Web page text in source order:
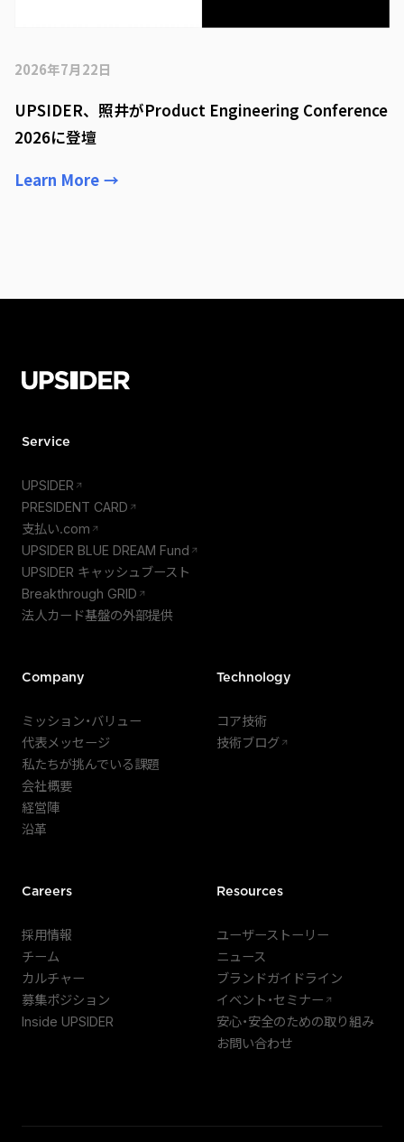
2026年7月22日
UPSIDER、照井がProduct Engineering Conference
2026に登壇
Learn More →
Service
UPSIDER
PRESIDENT CARD
支払い.com
UPSIDER BLUE DREAM Fund
UPSIDER キャッシュブースト
Breakthrough GRID
法人カード基盤の外部提供
Company
ミッション・バリュー
代表メッセージ
私たちが挑んでいる課題
会社概要
経営陣
沿革
Technology
コア技術
技術ブログ
Careers
採用情報
チーム
カルチャー
募集ポジション
Inside UPSIDER
Resources
ユーザーストーリー
ニュース
ブランドガイドライン
イベント・セミナー
安心・安全のための取り組み
お問い合わせ